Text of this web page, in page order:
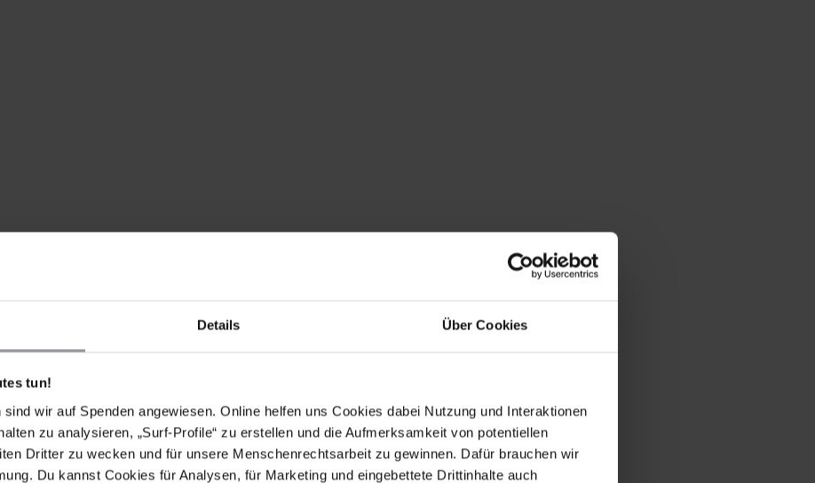
Details Über Cookies
tun!
wir auf Spenden angewiesen. Online helfen uns Cookies dabei Nutzung und Interaktionen
zu analysieren, „Surf-Profile“ zu erstellen und die Aufmerksamkeit von potentiellen
Dritter zu wecken und für unsere Menschenrechtsarbeit zu gewinnen. Dafür brauchen wir
Du kannst Cookies für Analysen, für Marketing und eingebettete Drittinhalte auch
umgehend und bedingungslos freigelassen wird. Seine